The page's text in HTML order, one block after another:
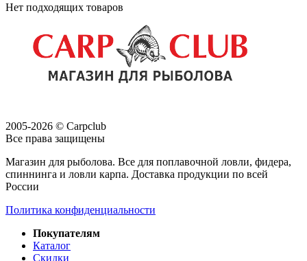
Нет подходящих товаров
2005-2026 © Carpclub
Все права защищены
Магазин для рыболова. Все для поплавочной ловли, фидера,
спиннинга и ловли карпа. Доставка продукции по всей
России
Политика конфиденциальности
Покупателям
Каталог
Скидки